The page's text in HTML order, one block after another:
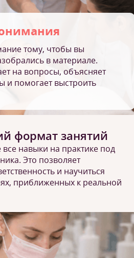
тому, чтобы вы
в материале.
на вопросы, объясняет
и помогает выстроить
формат занятий
навыки на практике под
Это позволяет
и научиться
приближенных к реальной